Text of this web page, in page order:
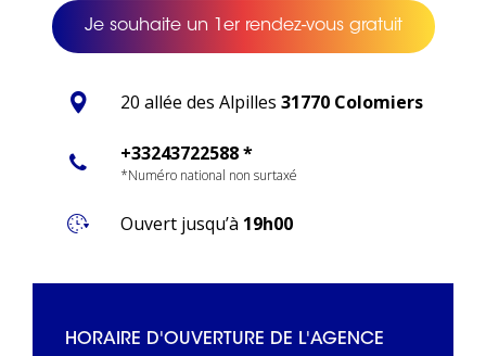
Je souhaite un 1er rendez-vous gratuit
20 allée des Alpilles 31770 Colomiers
+33243722588 *
*Numéro national non surtaxé
Ouvert jusqu’à 19h00
HORAIRE D'OUVERTURE DE L'AGENCE